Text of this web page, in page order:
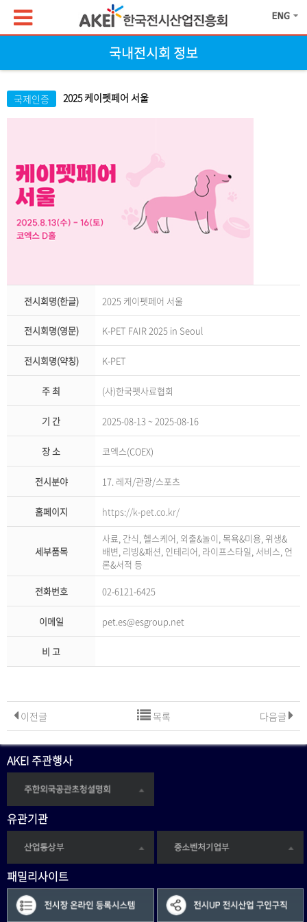
국내전시회 정보
국제인증 2025 케이펫페어 서울
전시회명(한글) 2025 케이펫페어 서울
전시회명(영문) K-PET FAIR 2025 in Seoul
전시회명(약칭) K-PET
주 최 (사)한국펫사료협회
기 간 2025-08-13 ~ 2025-08-16
장 소 코엑스(COEX)
전시분야 17. 레저/관광/스포츠
홈페이지 https://k-pet.co.kr/
세부품목
사료, 간식, 헬스케어, 외출&놀이, 목욕&미용, 위생&
배변, 리빙&패션, 인테리어, 라이프스타일, 서비스, 언
론&서적 등
전화번호 02-6121-6425
이메일 pet.es@esgroup.net
비 고
이전글 다음글
목록
AKEI 주관행사
유관기관
패밀리사이트